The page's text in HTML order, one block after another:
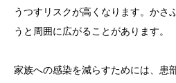
うつすリスクが高くなります。かさ
うと周囲に広がることがあります。
家族への感染を減らすためには、患